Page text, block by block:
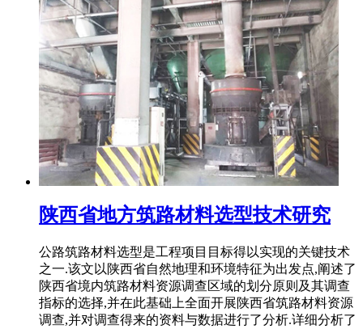
陕西省地方筑路材料选型技术研究
公路筑路材料选型是工程项目目标得以实现的关键技术
之一.该文以陕西省自然地理和环境特征为出发点,阐述了
陕西省境内筑路材料资源调查区域的划分原则及其调查
指标的选择,并在此基础上全面开展陕西省筑路材料资源
调查,并对调查得来的资料与数据进行了分析.详细分析了